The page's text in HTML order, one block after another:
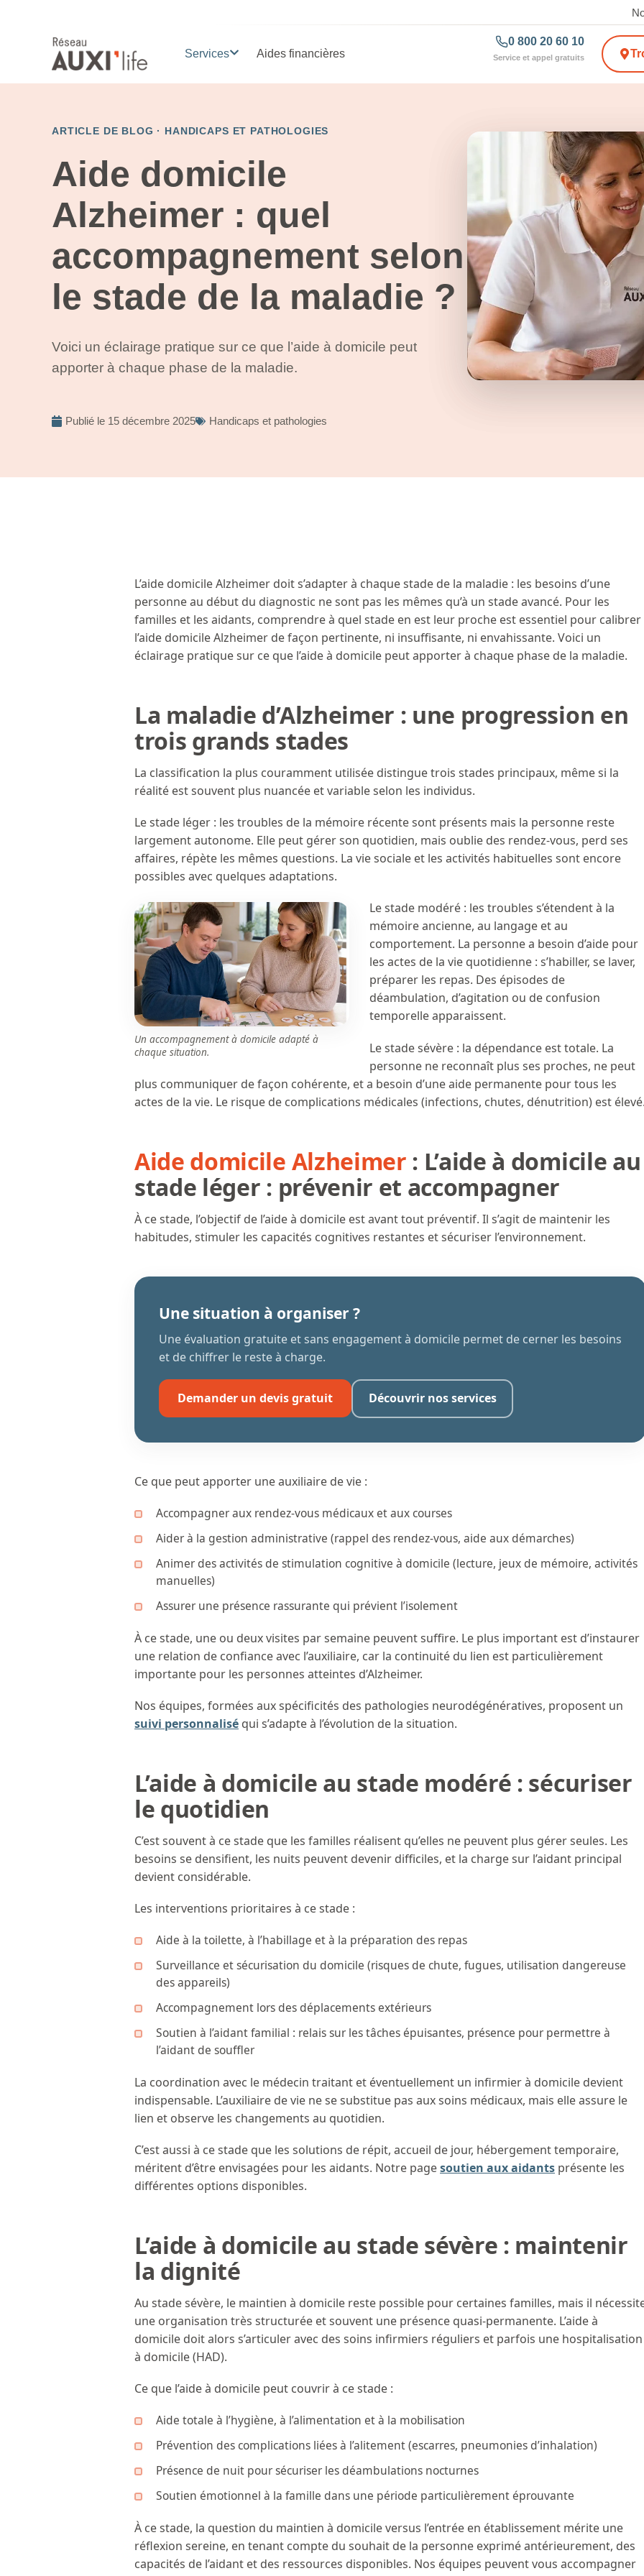
Services Aides financières
0 800 20 60 10
Service et appel gratuits
ARTICLE DE BLOG · HANDICAPS ET PATHOLOGIES
Aide domicile
Alzheimer : quel
accompagnement selon
le stade de la maladie ?
Voici un éclairage pratique sur ce que l’aide à domicile peut
apporter à chaque phase de la maladie.
Publié le 15 décembre 2025 Handicaps et pathologies
L’aide domicile Alzheimer doit s’adapter à chaque stade de la maladie : les besoins d’une
personne au début du diagnostic ne sont pas les mêmes qu’à un stade avancé. Pour les
familles et les aidants, comprendre à quel stade en est leur proche est essentiel pour calibrer
l’aide domicile Alzheimer de façon pertinente, ni insuffisante, ni envahissante. Voici un
éclairage pratique sur ce que l’aide à domicile peut apporter à chaque phase de la maladie.
La maladie d’Alzheimer : une progression en
trois grands stades
La classification la plus couramment utilisée distingue trois stades principaux, même si la
réalité est souvent plus nuancée et variable selon les individus.
Le stade léger : les troubles de la mémoire récente sont présents mais la personne reste
largement autonome. Elle peut gérer son quotidien, mais oublie des rendez-vous, perd ses
affaires, répète les mêmes questions. La vie sociale et les activités habituelles sont encore
possibles avec quelques adaptations.
Un accompagnement à domicile adapté à
chaque situation.
Le stade modéré : les troubles s’étendent à la
mémoire ancienne, au langage et au
comportement. La personne a besoin d’aide pour
les actes de la vie quotidienne : s’habiller, se laver,
préparer les repas. Des épisodes de
déambulation, d’agitation ou de confusion
temporelle apparaissent.
Le stade sévère : la dépendance est totale. La
personne ne reconnaît plus ses proches, ne peut
plus communiquer de façon cohérente, et a besoin d’une aide permanente pour tous les
actes de la vie. Le risque de complications médicales (infections, chutes, dénutrition) est
Aide domicile Alzheimer : L’aide à domicile au
stade léger : prévenir et accompagner
À ce stade, l’objectif de l’aide à domicile est avant tout préventif. Il s’agit de maintenir les
habitudes, stimuler les capacités cognitives restantes et sécuriser l’environnement.
Une situation à organiser ?
Une évaluation gratuite et sans engagement à domicile permet de cerner les besoins
et de chiffrer le reste à charge.
Demander un devis gratuit Découvrir nos services
Ce que peut apporter une auxiliaire de vie :
Accompagner aux rendez-vous médicaux et aux courses
Aider à la gestion administrative (rappel des rendez-vous, aide aux démarches)
Animer des activités de stimulation cognitive à domicile (lecture, jeux de mémoire, activités
manuelles)
Assurer une présence rassurante qui prévient l’isolement
À ce stade, une ou deux visites par semaine peuvent suffire. Le plus important est d’instaurer
une relation de confiance avec l’auxiliaire, car la continuité du lien est particulièrement
importante pour les personnes atteintes d’Alzheimer.
Nos équipes, formées aux spécificités des pathologies neurodégénératives, proposent un
suivi personnalisé qui s’adapte à l’évolution de la situation.
L’aide à domicile au stade modéré : sécuriser
le quotidien
C’est souvent à ce stade que les familles réalisent qu’elles ne peuvent plus gérer seules. Les
besoins se densifient, les nuits peuvent devenir difficiles, et la charge sur l’aidant principal
devient considérable.
Les interventions prioritaires à ce stade :
Aide à la toilette, à l’habillage et à la préparation des repas
Surveillance et sécurisation du domicile (risques de chute, fugues, utilisation dangereuse
des appareils)
Accompagnement lors des déplacements extérieurs
Soutien à l’aidant familial : relais sur les tâches épuisantes, présence pour permettre à
l’aidant de souffler
La coordination avec le médecin traitant et éventuellement un infirmier à domicile devient
indispensable. L’auxiliaire de vie ne se substitue pas aux soins médicaux, mais elle assure le
lien et observe les changements au quotidien.
C’est aussi à ce stade que les solutions de répit, accueil de jour, hébergement temporaire,
méritent d’être envisagées pour les aidants. Notre pagesoutien aux aidants présente les
différentes options disponibles.
L’aide à domicile au stade sévère : maintenir
la dignité
Au stade sévère, le maintien à domicile reste possible pour certaines familles, mais il
une organisation très structurée et souvent une présence quasi-permanente. L’aide à
domicile doit alors s’articuler avec des soins infirmiers réguliers et parfois une hospitalisation
à domicile (HAD).
Ce que l’aide à domicile peut couvrir à ce stade :
Aide totale à l’hygiène, à l’alimentation et à la mobilisation
Prévention des complications liées à l’alitement (escarres, pneumonies d’inhalation)
Présence de nuit pour sécuriser les déambulations nocturnes
Soutien émotionnel à la famille dans une période particulièrement éprouvante
À ce stade, la question du maintien à domicile versus l’entrée en établissement mérite une
réflexion sereine, en tenant compte du souhait de la personne exprimé antérieurement, des
capacités de l’aidant et des ressources disponibles. Nos équipes peuvent vous accompagner